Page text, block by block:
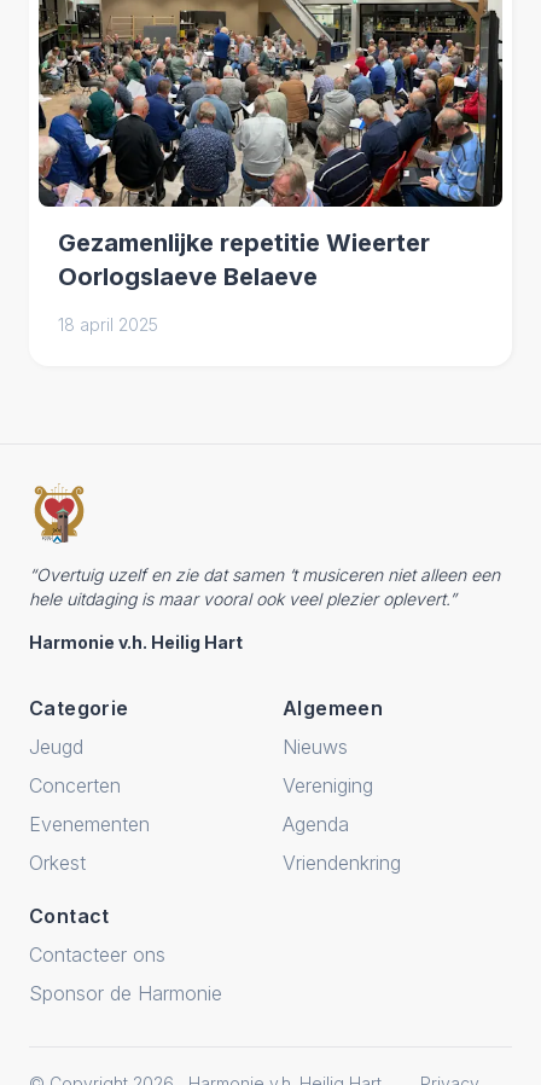
Gezamenlijke repetitie Wieerter
Oorlogslaeve Belaeve
18 april 2025
“Overtuig uzelf en zie dat samen ‘t musiceren niet alleen een
hele uitdaging is maar vooral ook veel plezier oplevert.”
Harmonie v.h. Heilig Hart
Categorie
Jeugd
Concerten
Evenementen
Orkest
Algemeen
Nieuws
Vereniging
Agenda
Vriendenkring
Contact
Contacteer ons
Sponsor de Harmonie